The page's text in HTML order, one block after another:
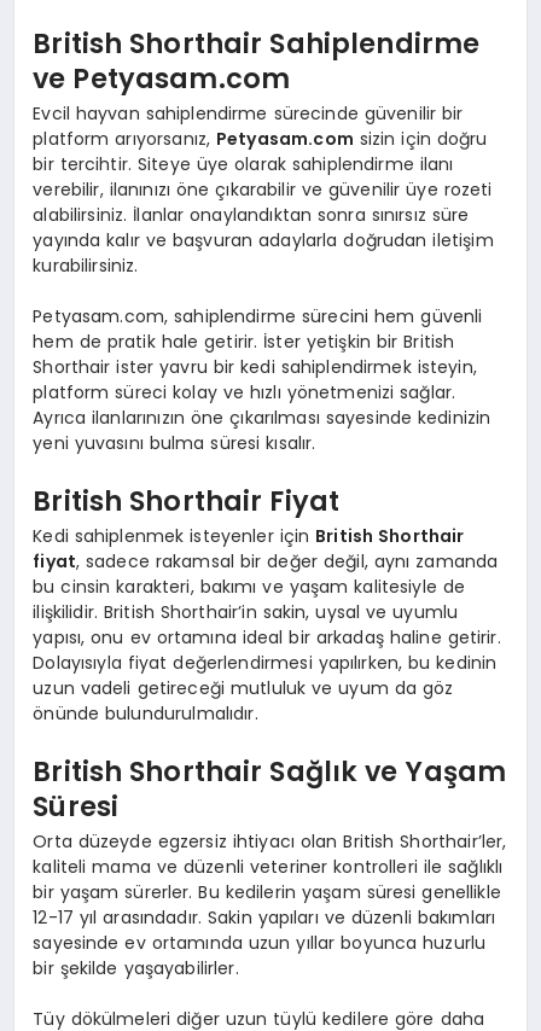
British Shorthair Sahiplendirme
ve Petyasam.com
Evcil hayvan sahiplendirme sürecinde güvenilir bir
platform arıyorsanız, Petyasam.com sizin için doğru
bir tercihtir. Siteye üye olarak sahiplendirme ilanı
verebilir, ilanınızı öne çıkarabilir ve güvenilir üye rozeti
alabilirsiniz. İlanlar onaylandıktan sonra sınırsız süre
yayında kalır ve başvuran adaylarla doğrudan iletişim
kurabilirsiniz.
Petyasam.com, sahiplendirme sürecini hem güvenli
hem de pratik hale getirir. İster yetişkin bir British
Shorthair ister yavru bir kedi sahiplendirmek isteyin,
platform süreci kolay ve hızlı yönetmenizi sağlar.
Ayrıca ilanlarınızın öne çıkarılması sayesinde kedinizin
yeni yuvasını bulma süresi kısalır.
British Shorthair Fiyat
Kedi sahiplenmek isteyenler için British Shorthair
fiyat, sadece rakamsal bir değer değil, aynı zamanda
bu cinsin karakteri, bakımı ve yaşam kalitesiyle de
ilişkilidir. British Shorthair’in sakin, uysal ve uyumlu
yapısı, onu ev ortamına ideal bir arkadaş haline getirir.
Dolayısıyla fiyat değerlendirmesi yapılırken, bu kedinin
uzun vadeli getireceği mutluluk ve uyum da göz
önünde bulundurulmalıdır.
British Shorthair Sağlık ve Yaşam
Süresi
Orta düzeyde egzersiz ihtiyacı olan British Shorthair’ler,
kaliteli mama ve düzenli veteriner kontrolleri ile sağlıklı
bir yaşam sürerler. Bu kedilerin yaşam süresi genellikle
12-17 yıl arasındadır. Sakin yapıları ve düzenli bakımları
sayesinde ev ortamında uzun yıllar boyunca huzurlu
bir şekilde yaşayabilirler.
Tüy dökülmeleri diğer uzun tüylü kedilere göre daha